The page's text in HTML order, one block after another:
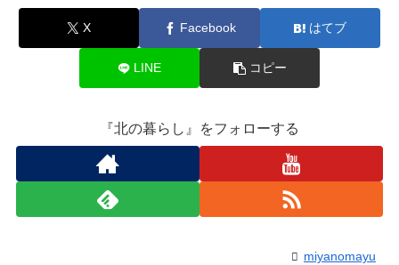
X Facebook はてブ
LINE コピー
『北の暮らし』をフォローする
miyanomayu